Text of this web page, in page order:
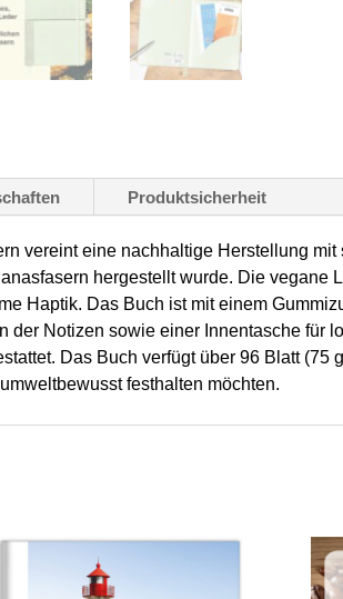
1
Produktsicherheit
vereint eine nachhaltige Herstellung
hergestellt wurde. Die vegane
Haptik. Das Buch ist mit einem
der Notizen sowie einer Innentasche für
Das Buch verfügt über 96 Blatt (75
festhalten möchten.